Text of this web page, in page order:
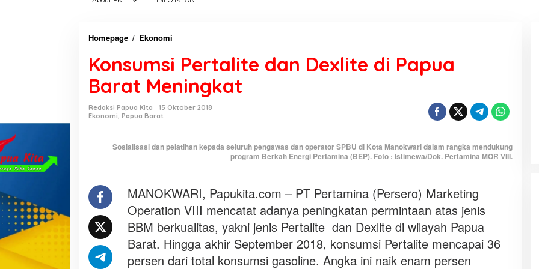
Homepage / Ekonomi
n
u
m
P
a
l
i
e
d
Konsumsi Pertalite dan Dexlite di Papua
Barat Meningkat
Redaksi Papua Kita
15 Oktober 2018
Ekonomi, Papua Barat
Sosialisasi dan pelatihan kepada seluruh pengawas dan operator SPBU di Kota Manokwari dalam rangka mendukung
program Berkah Energi Pertamina (BEP). Foto : Istimewa/Dok. Pertamina MOR VIII.
MANOKWARI, Papukita.com – PT Pertamina (Persero) Marketing
Operation VIII mencatat adanya peningkatan permintaan atas jenis
BBM berkualitas, yakni jenis Pertalite dan Dexlite di wilayah Papua
Barat. Hingga akhir September 2018, konsumsi Pertalite mencapai 36
persen dari total konsumsi gasoline. Angka ini naik enam persen
KEMARAU, ANTARA SUNNATULLAH
DAN MUHASABAH